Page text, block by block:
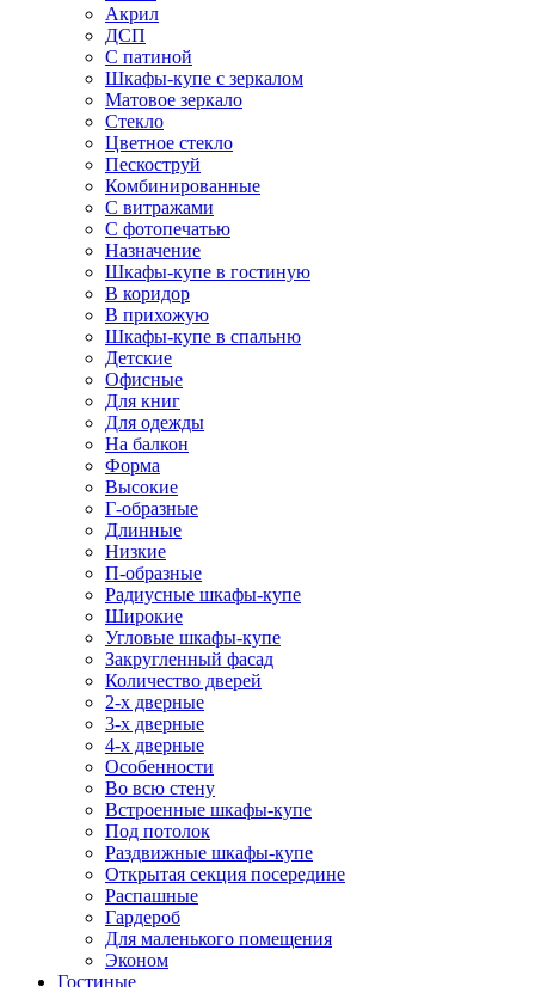
Акрил
ДСП
С патиной
Шкафы-купе с зеркалом
Матовое зеркало
Стекло
Цветное стекло
Пескоструй
Комбинированные
С витражами
С фотопечатью
Назначение
Шкафы-купе в гостиную
В коридор
В прихожую
Шкафы-купе в спальню
Детские
Офисные
Для книг
Для одежды
На балкон
Форма
Высокие
Г-образные
Длинные
Низкие
П-образные
Радиусные шкафы-купе
Широкие
Угловые шкафы-купе
Закругленный фасад
Количество дверей
2-х дверные
3-х дверные
4-х дверные
Особенности
Во всю стену
Встроенные шкафы-купе
Под потолок
Раздвижные шкафы-купе
Открытая секция посередине
Распашные
Гардероб
Для маленького помещения
Эконом
Гостиные